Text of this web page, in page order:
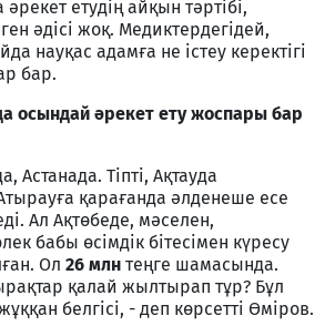
етудің айқын тәртібі,
әдісі жоқ. Медиктердегідей,
науқас адамға не істеу керектігі
бар.
осындай әрекет ету жоспары бар
Астанада. Тіпті, Ақтауда
қарағанда әлденеше есе
Ал Ақтөбеде, мәселен,
бабы өсімдік бітесімен күресу
Ол 26 млн теңге шамасында.
қалай жылтырап тұр? Бұл
жұққан белгісі, - деп көрсетті Өміров.